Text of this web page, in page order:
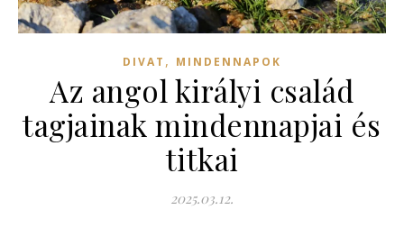
DIVAT , MINDENNAPOK
Az angol királyi család
tagjainak mindennapjai és
titkai
2025.03.12.